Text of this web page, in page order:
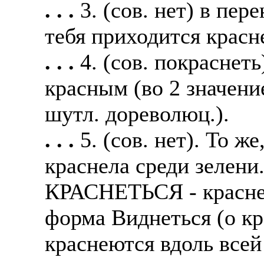
. . . 3. (сов. нет) в
тебя приходится
. . . 4. (сов.
красным (во 2
шутл. дореволюц.).
. . . 5. (сов. нет). То
краснела среди зелени.
КРАСНЕТЬСЯ -
форма Виднеться (о
краснеются вдоль